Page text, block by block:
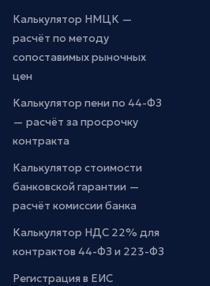
Калькулятор НМЦК —
расчёт по методу
сопоставимых рыночных
цен
Калькулятор пени по 44-ФЗ
— расчёт за просрочку
контракта
Калькулятор стоимости
банковской гарантии —
расчёт комиссии банка
Калькулятор НДС 22% для
контрактов 44-ФЗ и 223-ФЗ
Регистрация в ЕИС